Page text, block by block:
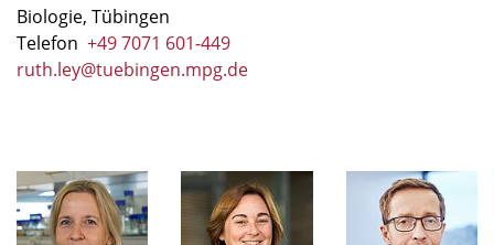
Biologie, Tübingen
Telefon +49 7071 601-449
ruth.ley@tuebingen.mpg.de